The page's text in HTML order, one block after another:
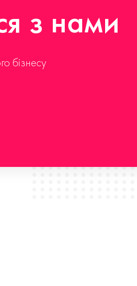
з нами
бізнесу